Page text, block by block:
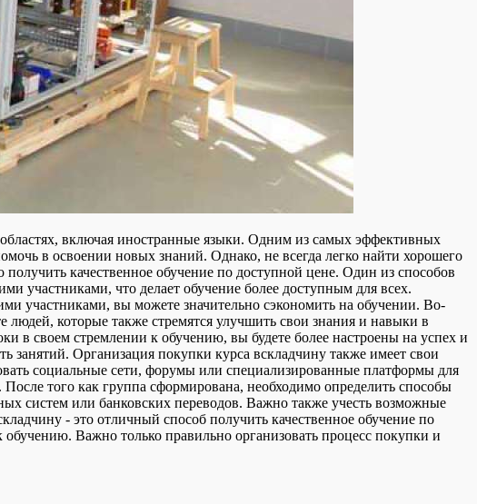
включая иностранные языки. Одним из самых эффективных
в освоении новых знаний. Однако, не всегда легко найти хорошего
качественное обучение по доступной цене. Один из способов
участниками, что делает обучение более доступным для всех.
участниками, вы можете значительно сэкономить на обучении. Во-
которые также стремятся улучшить свои знания и навыки в
в своем стремлении к обучению, вы будете более настроены на успех и
занятий. Организация покупки курса вскладчину также имеет свои
социальные сети, форумы или специализированные платформы для
того как группа сформирована, необходимо определить способы
систем или банковских переводов. Важно также учесть возможные
- это отличный способ получить качественное обучение по
Важно только правильно организовать процесс покупки и